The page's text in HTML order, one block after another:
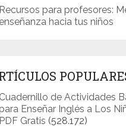
Recursos para profesores:
enseñanza hacia tus niños
Cuadernillo de Actividades
Enseñar Inglés a Los
PDF Gratis (528.172)